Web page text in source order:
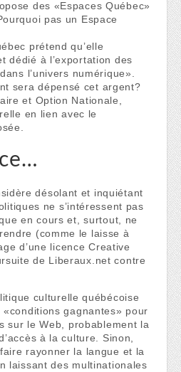
des «Espaces Québec»
pas un Espace
prétend qu’elle
dédié à l’exportation des
l’univers numérique».
sera dépensé cet argent?
et Option Nationale,
en lien avec le
désolant et inquiétant
ne s’intéressent pas
en cours et, surtout, ne
(comme le laisse à
d’une licence Creative
de Liberaux.net contre
culturelle québécoise
gagnantes» pour
sur le Web, probablement la
à la culture. Sinon,
rayonner la langue et la
laissant des multinationales